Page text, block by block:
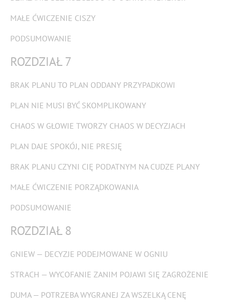
MAŁE ĆWICZENIE CISZY
PODSUMOWANIE
ROZDZIAŁ 7
BRAK PLANU TO PLAN ODDANY PRZYPADKOWI
PLAN NIE MUSI BYĆ SKOMPLIKOWANY
CHAOS W GŁOWIE TWORZY CHAOS W DECYZJACH
PLAN DAJE SPOKÓJ, NIE PRESJĘ
BRAK PLANU CZYNI CIĘ PODATNYM NA CUDZE PLANY
MAŁE ĆWICZENIE PORZĄDKOWANIA
PODSUMOWANIE
ROZDZIAŁ 8
GNIEW — DECYZJE PODEJMOWANE W OGNIU
STRACH — WYCOFANIE ZANIM POJAWI SIĘ ZAGROŻENIE
DUMA — POTRZEBA WYGRANEJ ZA WSZELKĄ CENĘ